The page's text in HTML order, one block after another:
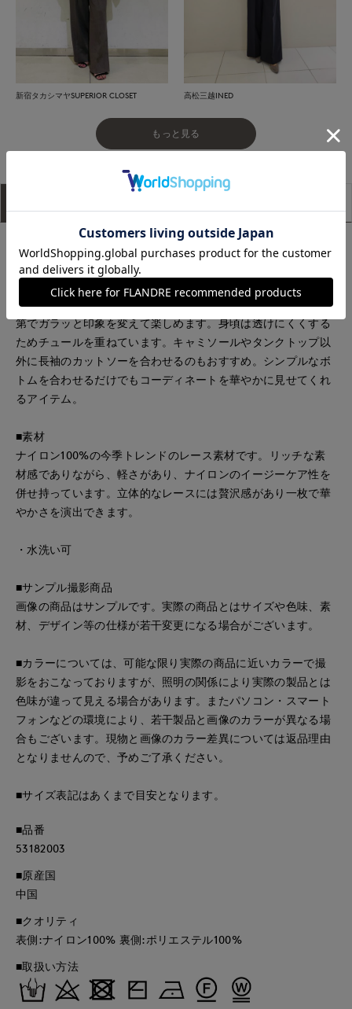
新宿タカシマヤSUPERIOR CLOSET 高松三越INED
もっと見る
■デザイン
ラッフルカラーのディテールを入れてフェミニンな雰囲気に仕
上げた1枚。胸元の開き具合はボタンで調整でき、前を開けて羽
織としても着用可能。透け感があるためインナーの合わせ方次
第でガラッと印象を変えて楽しめます。身頃は透けにくくする
ためチュールを重ねています。キャミソールやタンクトップ以
外に長袖のカットソーを合わせるのもおすすめ。シンプルなボ
トムを合わせるだけでもコーディネートを華やかに見せてくれ
るアイテム。
■素材
ナイロン100%の今季トレンドのレース素材です。リッチな素
材感でありながら、軽さがあり、ナイロンのイージーケア性を
併せ持っています。立体的なレースには贅沢感があり一枚で華
やかさを演出できます。
・水洗い可
■サンプル撮影商品
画像の商品はサンプルです。実際の商品とはサイズや色味、素
材、デザイン等の仕様が若干変更になる場合がございます。
■カラーについては、可能な限り実際の商品に近いカラーで撮
影をおこなっておりますが、照明の関係により実際の製品とは
色味が違って見える場合があります。またパソコン・スマート
フォンなどの環境により、若干製品と画像のカラーが異なる場
合もございます。現物と画像のカラー差異については返品理由
となりませんので、予めご了承ください。
■サイズ表記はあくまで目安となります。
■品番
53182003
■原産国
中国
■クオリティ
表側:ナイロン100% 裏側:ポリエステル100%
■取扱い方法